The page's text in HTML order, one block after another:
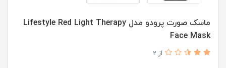
ماسک صورت پرودو مدل Lifestyle Red Light Therapy
Face Mask
از 2